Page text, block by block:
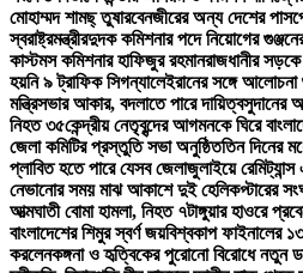
মোহাম্মদ শামছ্ তুষারবেনজীরের অন্য দেশের
স্বরাষ্ট্রমন্ত্রীরদুদক কমিশনার পদে নিয়োগের
কাস্টমস কমিশনার হাফিজুর রহমানরাজধানীর
হয়নি ৯ ট্রাফিক সিগন্যালেইরানের সঙ্গে
মন্ত্রিসভার আকার, বদলাতে পারে দায়িত্বসুদানের
নিহত ৩৫কেন্দ্রীয় নেতৃবৃন্দের আগমনকে ঘিরে
জেলা কমিটির প্রস্তুতি সভা অনুষ্ঠিততিন দিনের
প্লাবিত হতে পারে যেসব জেলাজুলাইয়ে
নেভানোর সময় মাঝ আকাশে দুই হেলিকপ্টারের
আত্মঘাতী বোমা হামলা, নিহত ৭টাঙ্গুয়ার হাওরে
বাংলাদেশের শিমুর স্বর্ণ জয়বিশ্বকাপ ফাইনালের
করলেনকঙ্গনা ও হৃত্বিকের পুরোনো বিরোধে নতুন